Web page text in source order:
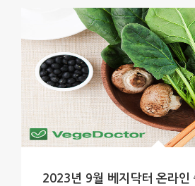
2023년 9월 베지닥터 온라인